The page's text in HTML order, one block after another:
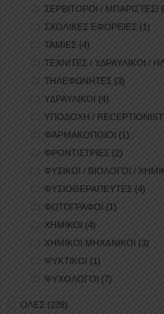
ΣΕΡΒΙΤΟΡΟΙ / ΜΠΑΡΙΣΤΕΣ/
ΣΧΟΛΙΚΕΣ ΕΦΟΡΕΙΕΣ (1)
ΤΑΜΙΕΣ (4)
ΤΕΧΝΙΤΕΣ / ΥΔΡΑΥΛΙΚΟΙ /
ΤΗΛΕΦΩΝΗΤΕΣ (3)
ΥΔΡΑΥΛΙΚΟΙ (4)
ΥΠΟΔΟΧΗ /
ΦΑΡΜΑΚΟΠΟΙΟΙ (1)
ΦΡΟΝΤΙΣΤΡΙΕΣ (2)
ΦΥΣΙΚΟΙ / ΒΙΟΛΟΓΟΙ /
ΦΥΣΙΟΘΕΡΑΠΕΥΤΕΣ (4)
ΦΩΤΟΓΡΑΦΟΙ (1)
ΧΗΜΙΚΟΙ (4)
ΧΗΜΙΚΟΙ ΜΗΧΑΝΙΚΟΙ (3)
ΨΥΚΤΙΚΟΙ (1)
ΨΥΧΟΛΟΓΟΙ (7)
ΟΛΕΣ (228)